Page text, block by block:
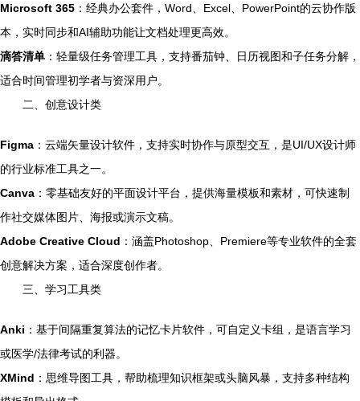
Microsoft 365 ：经典办公套件，Word、Excel、PowerPoint的云协作版
本，实时同步和AI辅助功能让文档处理更高效。
滴答清单 ：轻量级任务管理工具，支持番茄钟、日历视图和子任务分解，
适合时间管理初学者与资深用户。
二、创意设计类
Figma ：云端矢量设计软件，支持实时协作与原型交互，是UI/UX设计师
的行业标准工具之一。
Canva ：零基础友好的平面设计平台，提供海量模板和素材，可快速制
作社交媒体图片、海报或演示文稿。
Adobe Creative Cloud ：涵盖Photoshop、Premiere等专业软件的全套
创意解决方案，适合深度创作者。
三、学习工具类
Anki ：基于间隔重复算法的记忆卡片软件，可自定义卡组，是语言学习
或医学/法律考试的利器。
XMind ：思维导图工具，帮助梳理知识框架或头脑风暴，支持多种结构